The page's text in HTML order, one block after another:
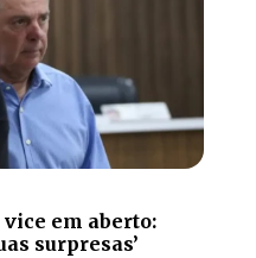
em aberto:
surpresas’